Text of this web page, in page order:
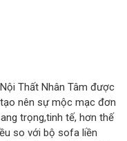
Thất Nhân Tâm được
nên sự mộc mạc đơn
trọng,tinh tế, hơn thế
so với bộ sofa liền